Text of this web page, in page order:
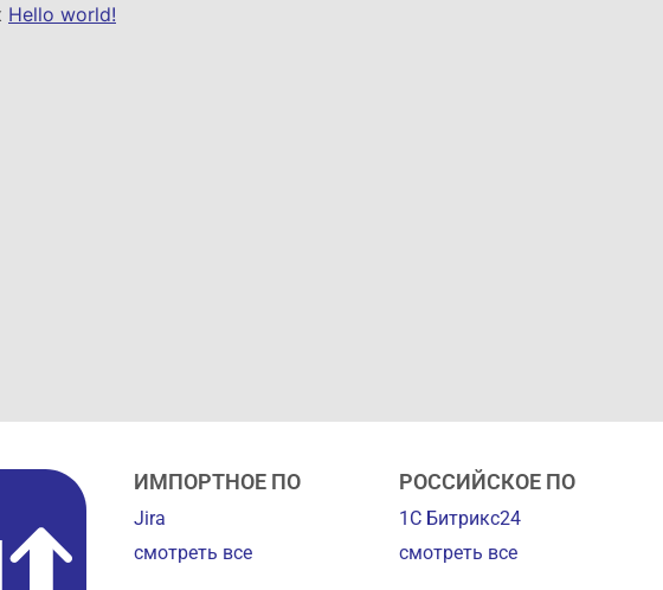
Hello world!
ИМПОРТНОЕ ПО
Jira
смотреть все
РОССИЙСКОЕ ПО
1С Битрикс24
смотреть все